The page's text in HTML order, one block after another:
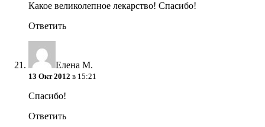
Какое великолепное лекарство! Спасибо!
Ответить
Елена М.
13 Окт 2012 в 15:21
Спасибо!
Ответить